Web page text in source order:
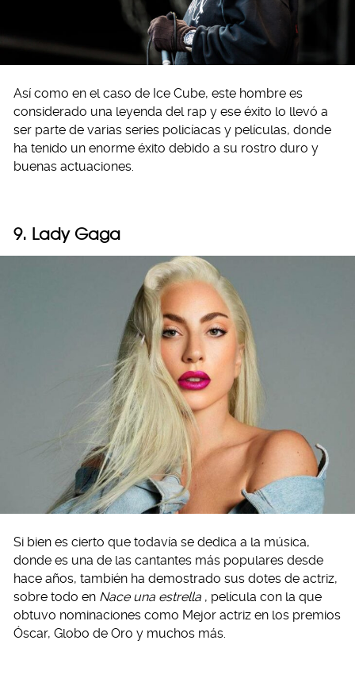
Así como en el caso de Ice Cube, este hombre es
considerado una leyenda del rap y ese éxito lo llevó a
ser parte de varias series policíacas y películas, donde
ha tenido un enorme éxito debido a su rostro duro y
buenas actuaciones.
9. Lady Gaga
Si bien es cierto que todavía se dedica a la música,
donde es una de las cantantes más populares desde
hace años, también ha demostrado sus dotes de actriz,
sobre todo en Nace una estrella , película con la que
obtuvo nominaciones como Mejor actriz en los premios
Óscar, Globo de Oro y muchos más.